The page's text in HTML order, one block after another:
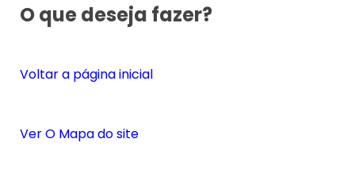
O que deseja fazer?
Voltar a página inicial
Ver O Mapa do site